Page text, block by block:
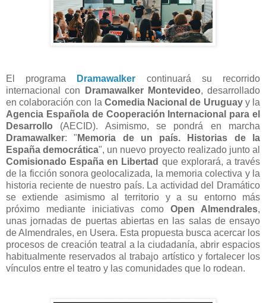
El programa Dramawalker continuará su recorrido
internacional con
Dramawalker Montevideo, desarrollado
en colaboración con la Comedia Nacional de Uruguayy la
Agencia Española de Cooperación Internacional para el
Desarrollo (AECID). Asimismo, se pondrá en marcha
Dramawalker: " Memoria de un país. Historias de la
España democrática", un nuevo proyecto realizado junto al
Comisionado España en Libertad que explorará, a través
de la ficción sonora geolocalizada, la memoria colectiva y la
historia reciente de nuestro país. La actividad del Dramático
se extiende asimismo al territorio y a su entorno más
próximo mediante iniciativas como Open Almendrales,
unas jornadas de puertas abiertas en las salas de ensayo
de Almendrales, en Usera. Esta propuesta busca acercar los
procesos de creación teatral a la ciudadanía, abrir espacios
habitualmente reservados al trabajo artístico y fortalecer los
vínculos entre el teatro y las comunidades que lo rodean.